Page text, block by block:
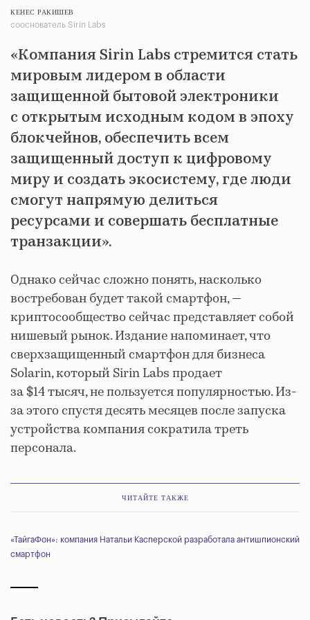
КЕНЕС РАКИШЕВ
сооснователь Sirin Labs
«Компания Sirin Labs стремится стать
мировым лидером в области
защищенной бытовой электроники
с открытым исходным кодом в эпоху
блокчейнов, обеспечить всем
защищенный доступ к цифровому
миру и создать экосистему, где люди
смогут напрямую делиться
ресурсами и совершать бесплатные
транзакции».
Однако сейчас сложно понять, насколько
востребован будет такой смартфон, —
криптосообщество сейчас представляет собой
нишевый рынок. Издание напоминает, что
сверхзащищенный смартфон для бизнеса
Solarin, который Sirin Labs продает
за $14 тысяч, не пользуется популярностью. Из-
за этого спустя десять месяцев после запуска
устройства компания сократила треть
персонала.
ЧИТАЙТЕ ТАКЖЕ
«ТайгаФон»: компания Натальи Касперской разработала антишпионский
смартфон